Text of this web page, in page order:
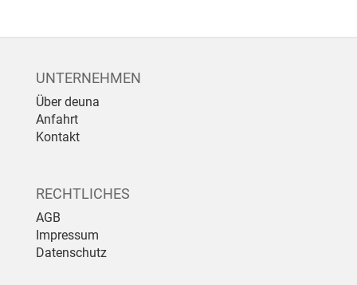
UNTERNEHMEN
Über deuna
Anfahrt
Kontakt
RECHTLICHES
AGB
Impressum
Datenschutz